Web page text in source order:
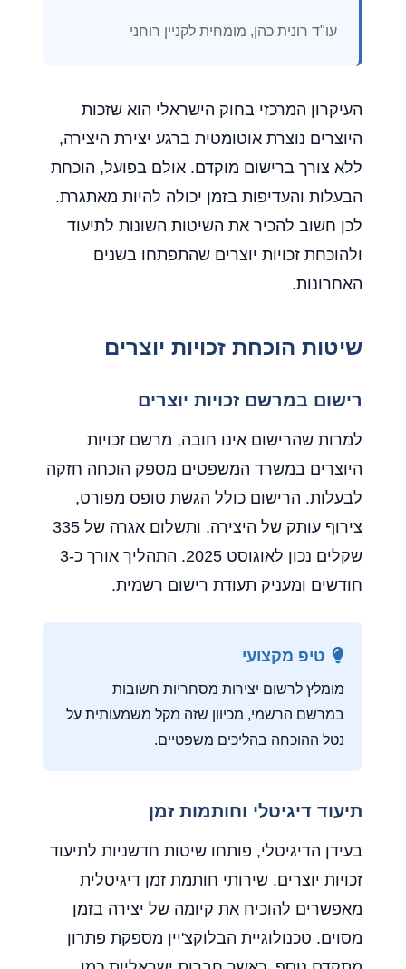
עו"ד רונית כהן, מומחית לקניין רוחני
העיקרון המרכזי בחוק הישראלי הוא שזכות
היוצרים נוצרת אוטומטית ברגע יצירת היצירה,
ללא צורך ברישום מוקדם. אולם בפועל, הוכחת
הבעלות והעדיפות בזמן יכולה להיות מאתגרת.
לכן חשוב להכיר את השיטות השונות לתיעוד
ולהוכחת זכויות יוצרים שהתפתחו בשנים
האחרונות.
שיטות הוכחת זכויות יוצרים
רישום במרשם זכויות יוצרים
למרות שהרישום אינו חובה, מרשם זכויות
היוצרים במשרד המשפטים מספק הוכחה חזקה
לבעלות. הרישום כולל הגשת טופס מפורט,
צירוף עותק של היצירה, ותשלום אגרה של 335
שקלים נכון לאוגוסט 2025. התהליך אורך כ-3
חודשים ומעניק תעודת רישום רשמית.
טיפ מקצועי
מומלץ לרשום יצירות מסחריות חשובות
במרשם הרשמי, מכיוון שזה מקל משמעותית על
נטל ההוכחה בהליכים משפטיים.
תיעוד דיגיטלי וחותמות זמן
בעידן הדיגיטלי, פותחו שיטות חדשניות לתיעוד
זכויות יוצרים. שירותי חותמת זמן דיגיטלית
מאפשרים להוכיח את קיומה של יצירה בזמן
מסוים. טכנולוגיית הבלוקצ'יין מספקת פתרון